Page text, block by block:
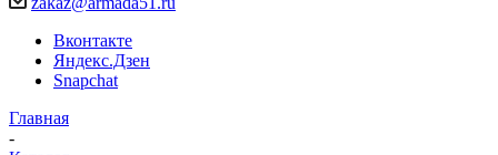
Вконтакте
Яндекс.Дзен
Snapchat
Главная
-